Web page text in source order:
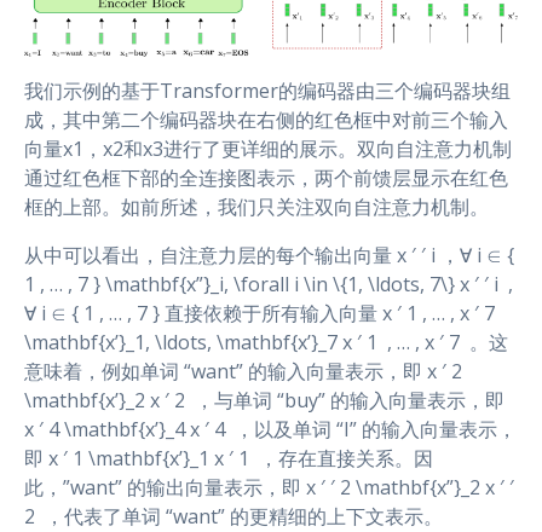
我们示例的基于Transformer的编码器由三个编码器块组
成，其中第二个编码器块在右侧的红色框中对前三个输入
向量x1，x2和x3进行了更详细的展示。双向自注意力机制
通过红色框下部的全连接图表示，两个前馈层显示在红色
框的上部。如前所述，我们只关注双向自注意力机制。
从中可以看出，自注意力层的每个输出向量 x ′ ′ i ，∀ i ∈ {
1 , … , 7 } \mathbf{x”}_i, \forall i \in \{1, \ldots, 7\} x ′ ′ i ​ ,
∀ i ∈ { 1 , … , 7 } 直接依赖于所有输入向量 x ′ 1 , … , x ′ 7
\mathbf{x’}_1, \ldots, \mathbf{x’}_7 x ′ 1 ​ , … , x ′ 7 ​ 。这
意味着，例如单词 “want” 的输入向量表示，即 x ′ 2
\mathbf{x’}_2 x ′ 2 ​ ，与单词 “buy” 的输入向量表示，即
x ′ 4 \mathbf{x’}_4 x ′ 4 ​ ，以及单词 “I” 的输入向量表示，
即 x ′ 1 \mathbf{x’}_1 x ′ 1 ​ ，存在直接关系。因
此，”want” 的输出向量表示，即 x ′ ′ 2 \mathbf{x”}_2 x ′ ′
2 ​ ，代表了单词 “want” 的更精细的上下文表示。